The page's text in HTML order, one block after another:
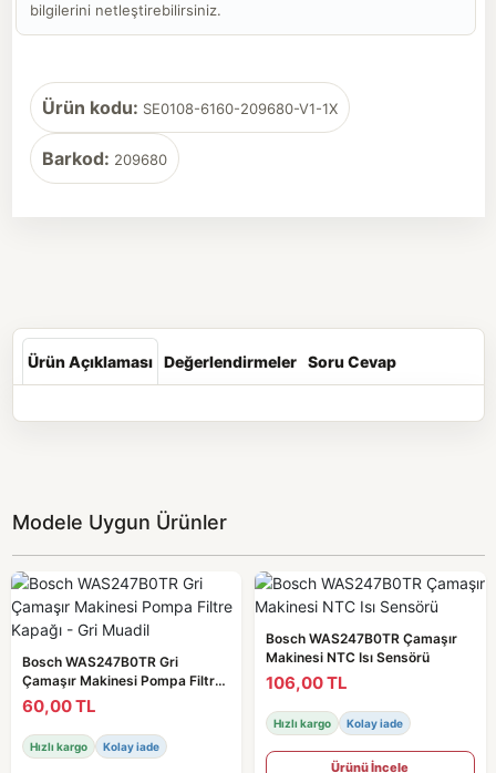
bilgilerini netleştirebilirsiniz.
Ürün kodu: SE0108-6160-209680-V1-1X
Barkod: 209680
Ürün Açıklaması Değerlendirmeler Soru Cevap
Modele Uygun Ürünler
Bosch WAS247B0TR Gri
Çamaşır Makinesi Pompa Filtre
Kapağı - Gri Muadil
60,00 TL
Hızlı kargo Kolay iade
Bosch WAS247B0TR Çamaşır
Makinesi NTC Isı Sensörü
106,00 TL
Hızlı kargo Kolay iade
Ürünü İncele